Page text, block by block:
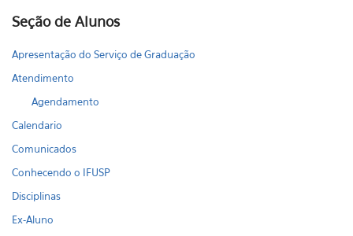
Seção de Alunos
Apresentação do Serviço de Graduação
Atendimento
Agendamento
Calendario
Comunicados
Conhecendo o IFUSP
Disciplinas
Ex-Aluno